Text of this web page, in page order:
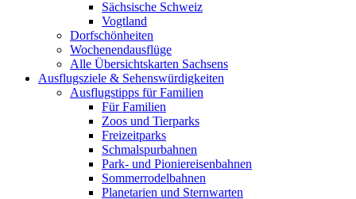
Sächsische Schweiz
Vogtland
Dorfschönheiten
Wochenendausflüge
Alle Übersichtskarten Sachsens
Ausflugsziele & Sehenswürdigkeiten
Ausflugstipps für Familien
Für Familien
Zoos und Tierparks
Freizeitparks
Schmalspurbahnen
Park- und Pioniereisenbahnen
Sommerrodelbahnen
Planetarien und Sternwarten